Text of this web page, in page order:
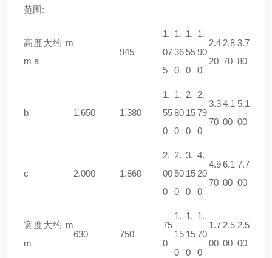
范围:
高度大约 m
m a
945
1.
07
5
1.
36
0
1.
55
0
1.
90
0
2.4
20
2.8
70
3.7
80
b 1.650 1.380
1.
55
0
1.
80
0
2.
15
0
2.
79
0
3.3
70
4.1
00
5.1
00
c 2.000 1.860
2.
00
0
2.
50
0
3.
15
0
4.
20
0
4.9
70
6.1
00
7.7
00
宽度大约 m
m
630 750
75
0
1.
15
0
1.
15
0
1.
70
0
1.7
00
2.5
00
2.5
00